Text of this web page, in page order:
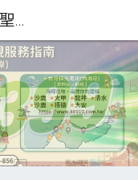
大屯有線電視業務部陳聖閎.台中第四台網路裝機0938-128-856